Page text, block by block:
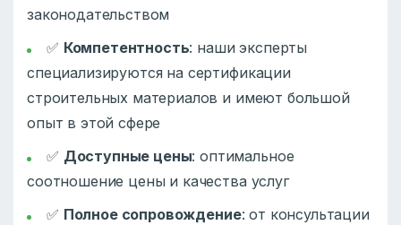
законодательством
✅ Компетентность: наши эксперты
специализируются на сертификации
строительных материалов и имеют большой
опыт в этой сфере
✅ Доступные цены: оптимальное
соотношение цены и качества услуг
✅ Полное сопровождение: от консультации